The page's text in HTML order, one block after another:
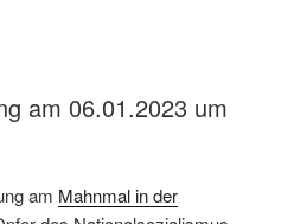
am 06.01.2023 um
am Mahnmal in der